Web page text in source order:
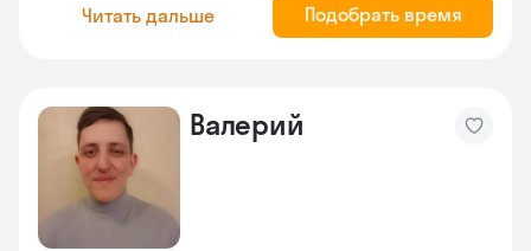
Читать дальше Подобрать время
Валерий